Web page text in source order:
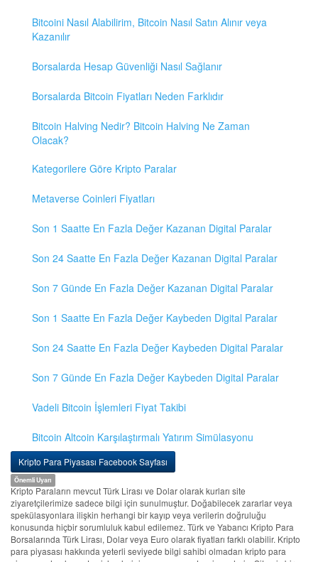
Bitcoini Nasıl Alabilirim, Bitcoin Nasıl Satın Alınır veya
Kazanılır
Borsalarda Hesap Güvenliği Nasıl Sağlanır
Borsalarda Bitcoin Fiyatları Neden Farklıdır
Bitcoin Halving Nedir? Bitcoin Halving Ne Zaman
Olacak?
Kategorilere Göre Kripto Paralar
Metaverse Coinleri Fiyatları
Son 1 Saatte En Fazla Değer Kazanan Digital Paralar
Son 24 Saatte En Fazla Değer Kazanan Digital Paralar
Son 7 Günde En Fazla Değer Kazanan Digital Paralar
Son 1 Saatte En Fazla Değer Kaybeden Digital Paralar
Son 24 Saatte En Fazla Değer Kaybeden Digital Paralar
Son 7 Günde En Fazla Değer Kaybeden Digital Paralar
Vadeli Bitcoin İşlemleri Fiyat Takibi
Bitcoin Altcoin Karşılaştırmalı Yatırım Simülasyonu
Kripto Para Piyasası Facebook Sayfası
Önemli Uyarı
Kripto Paraların mevcut Türk Lirası ve Dolar olarak kurları site
ziyaretçilerimize sadece bilgi için sunulmuştur. Doğabilecek zararlar veya
spekülasyonlara ilişkin herhangi bir kayıp veya verilerin doğruluğu
konusunda hiçbir sorumluluk kabul edilemez. Türk ve Yabancı Kripto Para
Borsalarında Türk Lirası, Dolar veya Euro olarak fiyatları farklı olabilir. Kripto
para piyasası hakkında yeterli seviyede bilgi sahibi olmadan kripto para